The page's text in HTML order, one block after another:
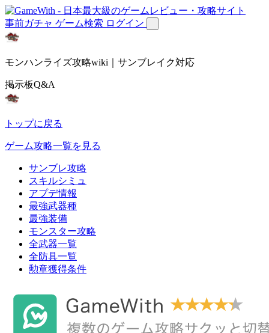
事前ガチャ ゲーム検索 ログイン
モンハンライズ攻略wiki｜サンブレイク対応
掲示板Q&A
トップに戻る
ゲーム攻略一覧を見る
サンブレ攻略
スキルシミュ
アプデ情報
最強武器種
最強装備
モンスター攻略
全武器一覧
全防具一覧
勲章獲得条件